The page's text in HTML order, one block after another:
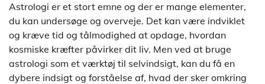
Astrologi er et stort emne og der er mange elementer,
du kan undersøge og overveje. Det kan være indviklet
og kræve tid og tålmodighed at opdage, hvordan
kosmiske kræfter påvirker dit liv. Men ved at bruge
astrologi som et værktøj til selvindsigt, kan du få en
dybere indsigt og forståelse af, hvad der sker omkring